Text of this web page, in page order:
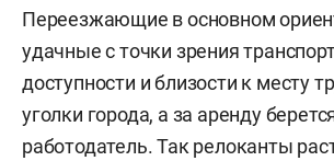
Переезжающие в основном
удачные с точки зрения
доступности и близости к месту
уголки города, а за аренду
работодатель. Так релоканты